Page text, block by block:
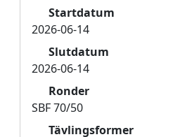
Startdatum
2026-06-14
Slutdatum
2026-06-14
Ronder
SBF 70/50
Tävlingsformer